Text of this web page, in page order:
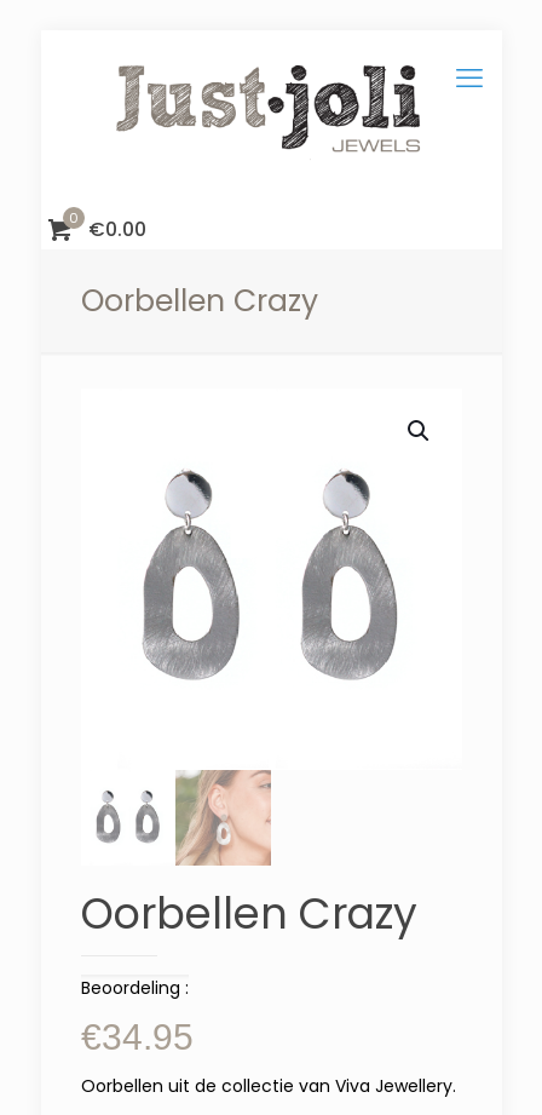
0 €0.00
Oorbellen Crazy
Oorbellen Crazy
Beoordeling :
€34.95
Oorbellen uit de collectie van Viva Jewellery.